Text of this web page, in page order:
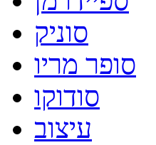
סוניק
סופר מריו
סודוקו
עיצוב